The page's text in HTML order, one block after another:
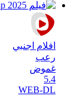
افلام اجنبي
رعب
غموض
5.4
WEB-DL